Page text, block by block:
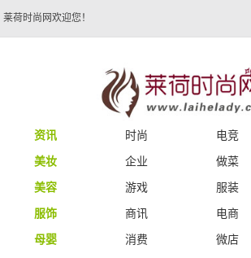
莱荷时尚网欢迎您！
资讯 时尚 电竞
美妆
企业 做菜
美容
游戏 服装
服饰
商讯 电商
母婴
消费 微店